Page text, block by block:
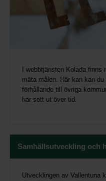
I webbtjänsten Kolada
mäta målen. Här kan kan
förhållande till övriga
har sett ut över tid.
Samhällsutveckling och
Utvecklingen av Vallentuna